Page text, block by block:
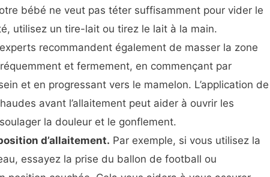
bébé ne veut pas téter suffisamment pour vider le
utilisez un tire-lait ou tirez le lait à la main.
recommandent également de masser la zone
et fermement, en commençant par
et en progressant vers le mamelon. L’application de
avant l’allaitement peut aider à ouvrir les
la douleur et le gonflement.
d’allaitement. Par exemple, si vous utilisez la
essayez la prise du ballon de football ou